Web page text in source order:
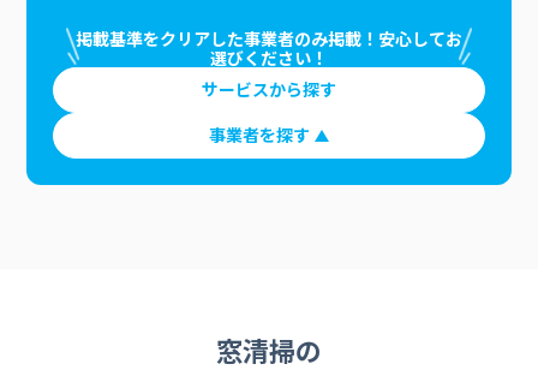
掲載基準をクリアした事業者のみ掲載！安心してお
選びください！
サービスから探す
事業者を探す
窓清掃の